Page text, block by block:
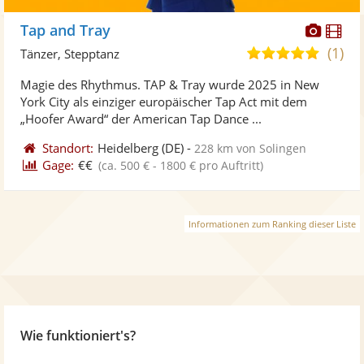
Tap and Tray
5,0(1)
Tänzer, Stepptanz
Magie des Rhythmus. TAP & Tray wurde 2025 in New
York City als einziger europäischer Tap Act mit dem
„Hoofer Award“ der American Tap Dance ...
Standort: Heidelberg (DE) - 228 km von Solingen
Gage: €€ (ca. 500 € - 1800 € pro Auftritt)
Informationen zum Ranking dieser Liste
Wie funktioniert's?